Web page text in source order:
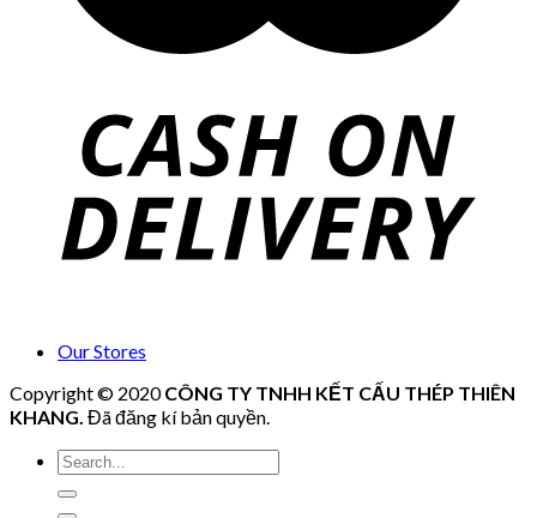
Our Stores
Copyright © 2020 CÔNG TY TNHH KẾT CẤU THÉP THIÊN
KHANG Đã đăng kí bản quyền.
Tìm
kiếm: